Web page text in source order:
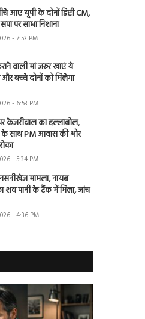
आए यूपी के दोनों डिप्टी CM,
पर साधा निशाना
- 7:53 PM
वाली मां जरूर खाएं ये
बच्चे दोनों को मिलेगा
- 6:53 PM
केजरीवाल का हल्लाबोल,
के साथ PM आवास की ओर
- 5:34 PM
मामला, नायब
शव पानी के टैंक में मिला, जांच
- 4:36 PM